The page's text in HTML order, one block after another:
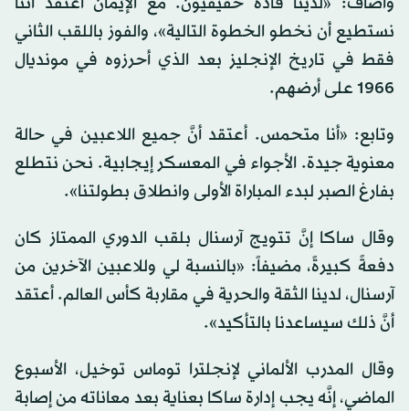
نستطيع أن نخطو الخطوة التالية»، والفوز باللقب الثاني
فقط في تاريخ الإنجليز بعد الذي أحرزوه في مونديال
1966 على أرضهم.
وتابع: «أنا متحمس. أعتقد أنَّ جميع اللاعبين في حالة
معنوية جيدة. الأجواء في المعسكر إيجابية. نحن نتطلع
بفارغ الصبر لبدء المباراة الأولى وانطلاق بطولتنا».
وقال ساكا إنَّ تتويج آرسنال بلقب الدوري الممتاز كان
دفعةً كبيرةً، مضيفاً: «بالنسبة لي وللاعبين الآخرين من
آرسنال، لدينا الثقة والحرية في مقاربة كأس العالم. أعتقد
أنَّ ذلك سيساعدنا بالتأكيد».
وقال المدرب الألماني لإنجلترا توماس توخيل، الأسبوع
الماضي، إنَّه يجب إدارة ساكا بعناية بعد معاناته من إصابة